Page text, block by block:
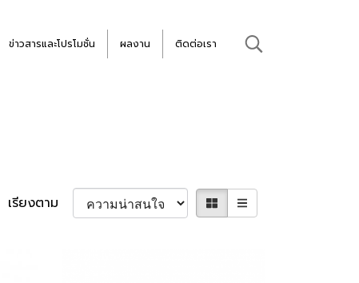
ข่าวสารและโปรโมชั่น ผลงาน ติดต่อเรา
เรียงตาม